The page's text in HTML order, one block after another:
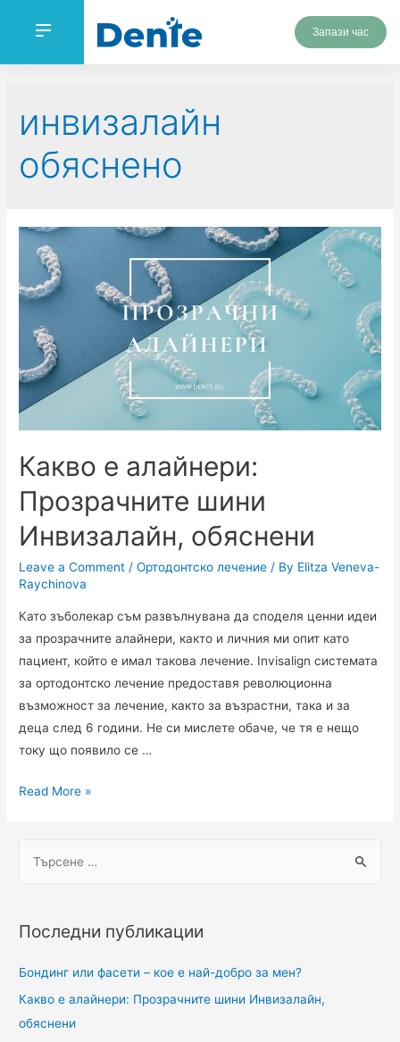
Запази час
инвизалайн
обяснено
Какво е алайнери:
Прозрачните шини
Инвизалайн, обяснени
Leave a Comment /Ортодонтско лечение / By Elitza Veneva-
Raychinova
Като зъболекар съм развълнувана да споделя ценни идеи
за прозрачните алайнери, както и личния ми опит като
пациент, който е имал такова лечение. Invisalign системата
за ортодонтско лечение предоставя революционна
възможност за лечение, както за възрастни, така и за
деца след 6 години. Не си мислете обаче, че тя е нещо
току що появило се …
Read More »
Последни публикации
Бондинг или фасети – кое е най-добро за мен?
Какво е алайнери: Прозрачните шини Инвизалайн,
обяснени